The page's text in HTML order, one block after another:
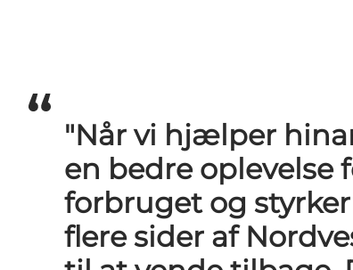
"Når vi hjælper
en bedre
forbruget og
flere sider af